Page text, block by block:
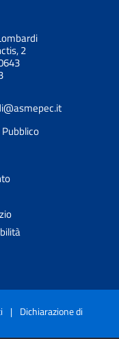
2
| Dichiarazione di